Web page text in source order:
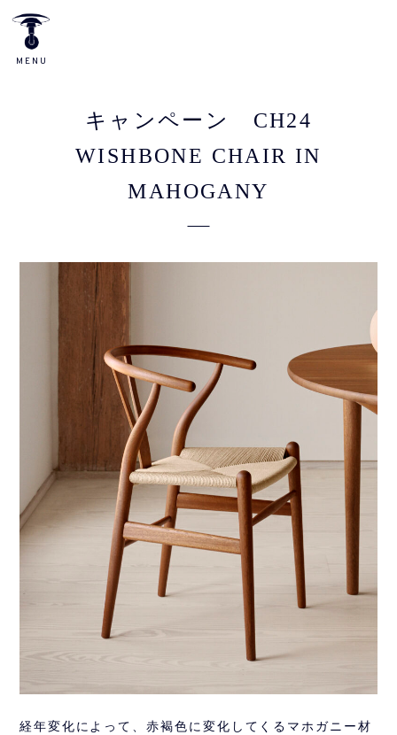
キャンペーン CH24
WISHBONE CHAIR IN
MAHOGANY
経年変化によって、赤褐色に変化してくるマホガニー材